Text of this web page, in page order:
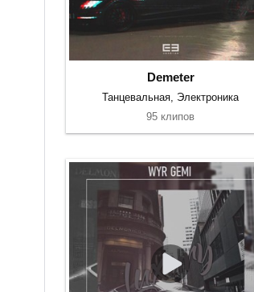
Demeter
Танцевальная, Электроника
95 клипов